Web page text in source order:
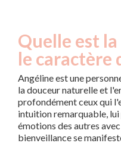
Quelle est
le caractère
Angéline est une
la douceur naturelle et
profondément ceux qui
intuition remarquable,
émotions des autres
bienveillance se